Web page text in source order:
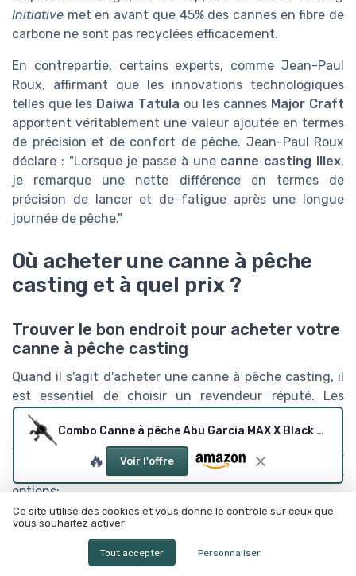
Initiative met en avant que 45% des cannes en fibre de
carbone ne sont pas recyclées efficacement.
En contrepartie, certains experts, comme Jean-Paul
Roux, affirmant que les innovations technologiques
telles que les Daiwa Tatula ou les cannes Major Craft
apportent véritablement une valeur ajoutée en termes
de précision et de confort de pêche. Jean-Paul Roux
déclare : "Lorsque je passe à une canne casting Illex,
je remarque une nette différence en termes de
précision de lancer et de fatigue après une longue
journée de pêche."
Où acheter une canne à pêche
casting et à quel prix ?
Trouver le bon endroit pour acheter votre
canne à pêche casting
Quand il s'agit d'acheter une canne à pêche casting, il
est essentiel de choisir un revendeur réputé. Les
marques comme
Garcia offrent des modèles fiables et performants.
Vous pouvez trouver ces cannes dans des magasins
spécialisés mais aussi sur internet. Voici quelques
options:
Magasins spécialisés
locaux, commeDecathlon
spécialisées, proposent souvent un large éventail
Combo Canne à pêche Abu Garcia MAX X Black Ops
🔥 Voir l'offre
Ce site utilise des cookies et vous donne le contrôle sur ceux que
vous souhaitez activer
Tout accepter Personnaliser